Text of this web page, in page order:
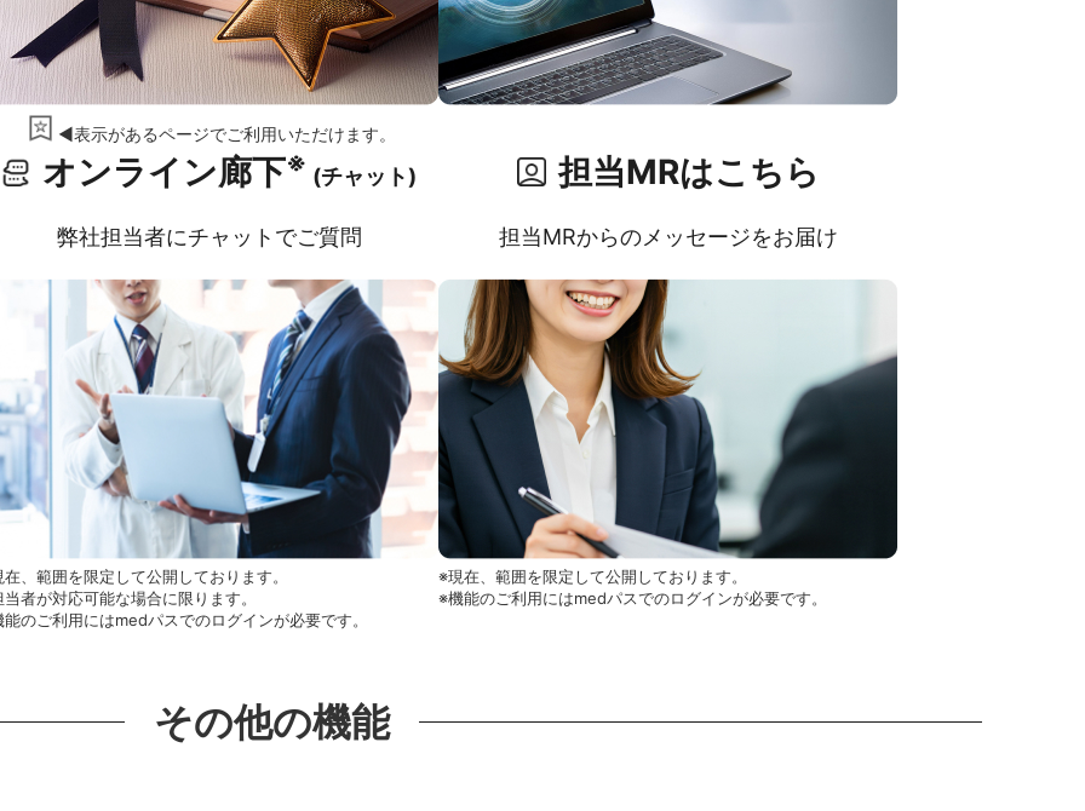
◀表示があるページでご利用いただけます。
オンライン廊下※ (チャット)
弊社担当者にチャットでご質問
、範囲を限定して公開しております。
者が対応可能な場合に限ります。
能のご利用にはmedパスでのログインが必要です。
担当MRはこちら
担当MRからのメッセージをお届け
※現在、範囲を限定して公開しております。
※機能のご利用にはmedパスでのログインが必要です。
その他の機能